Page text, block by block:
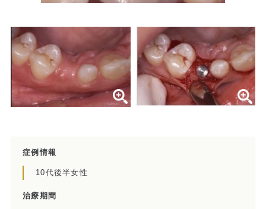
治療の手順
インビザライン・システムとは
治療費
症例集
歯内療法とは
当院の治療のポイント
歯内療法後の補綴治療
症例情報
10代後半女性
治療期間